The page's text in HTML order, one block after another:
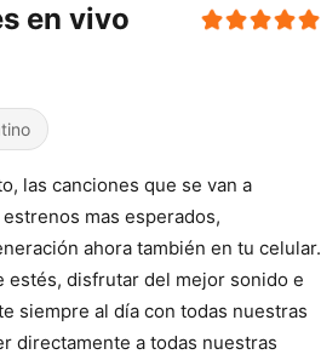
en vivo
las canciones que se van a
mas esperados,
ahora también en tu celular.
estés, disfrutar del mejor sonido e
siempre al día con todas nuestras
directamente a todas nuestras